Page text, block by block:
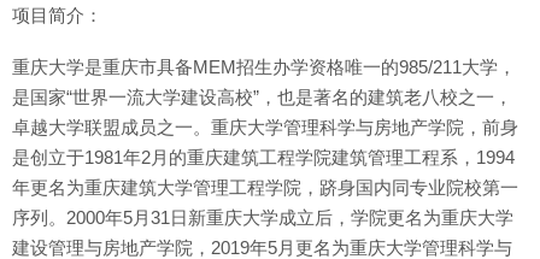
项目简介：
重庆大学是重庆市具备MEM招生办学资格唯一的985/211大学，
是国家“世界一流大学建设高校”，也是著名的建筑老八校之一，
卓越大学联盟成员之一。重庆大学管理科学与房地产学院，前身
是创立于1981年2月的重庆建筑工程学院建筑管理工程系，1994
年更名为重庆建筑大学管理工程学院，跻身国内同专业院校第一
序列。2000年5月31日新重庆大学成立后，学院更名为重庆大学
建设管理与房地产学院，2019年5月更名为重庆大学管理科学与